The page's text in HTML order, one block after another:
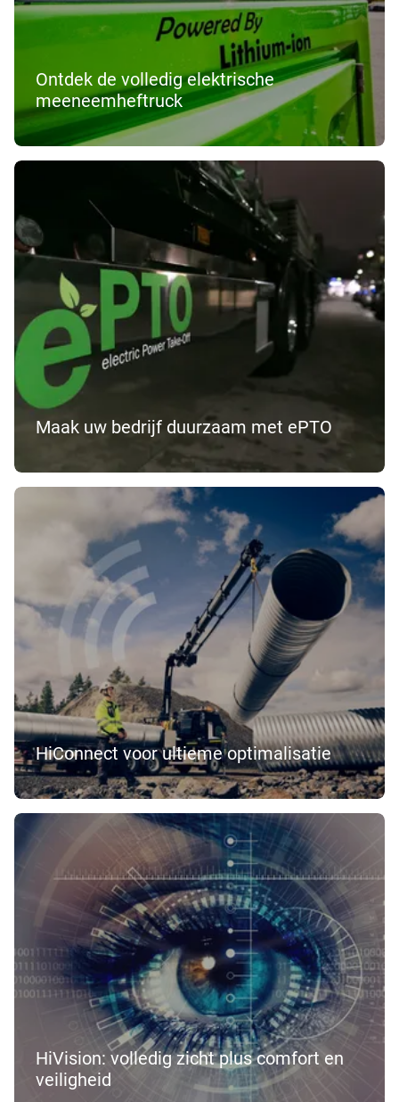
Ontdek de volledig elektrische
meeneemheftruck
Maak uw bedrijf duurzaam met ePTO
HiConnect voor ultieme optimalisatie
HiVision: volledig zicht plus comfort en
veiligheid